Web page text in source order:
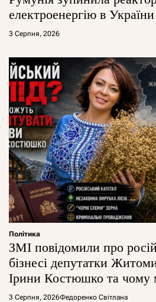
електроенергію в України
3 Серпня, 2026
Політика
ЗМІ повідомили про
бізнесі депутатки
Ірини Костюшко та чому
арештувати її активи
3 Серпня, 2026Федоренко Світлана